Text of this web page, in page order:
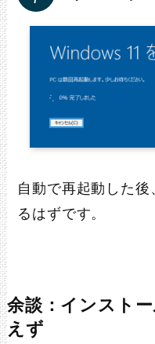
自動で再起動した
るはずです。
余談：インスト
えず